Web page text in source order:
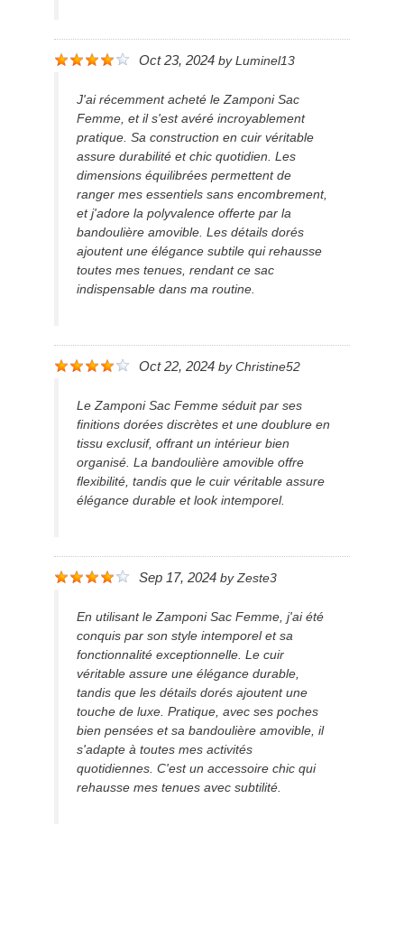
Oct 23, 2024 by Luminel13
J'ai récemment acheté le Zamponi Sac
Femme, et il s'est avéré incroyablement
pratique. Sa construction en cuir véritable
assure durabilité et chic quotidien. Les
dimensions équilibrées permettent de
ranger mes essentiels sans encombrement,
et j'adore la polyvalence offerte par la
bandoulière amovible. Les détails dorés
ajoutent une élégance subtile qui rehausse
toutes mes tenues, rendant ce sac
indispensable dans ma routine.
Oct 22, 2024 by Christine52
Le Zamponi Sac Femme séduit par ses
finitions dorées discrètes et une doublure en
tissu exclusif, offrant un intérieur bien
organisé. La bandoulière amovible offre
flexibilité, tandis que le cuir véritable assure
élégance durable et look intemporel.
Sep 17, 2024 by Zeste3
En utilisant le Zamponi Sac Femme, j'ai été
conquis par son style intemporel et sa
fonctionnalité exceptionnelle. Le cuir
véritable assure une élégance durable,
tandis que les détails dorés ajoutent une
touche de luxe. Pratique, avec ses poches
bien pensées et sa bandoulière amovible, il
s'adapte à toutes mes activités
quotidiennes. C'est un accessoire chic qui
rehausse mes tenues avec subtilité.